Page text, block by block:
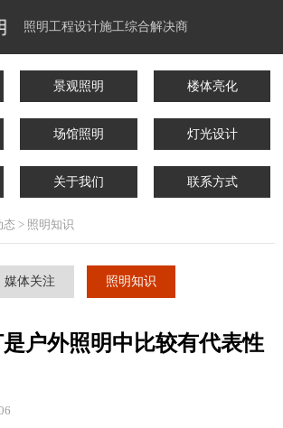
照明工程设计施工综合解决商
景观照明 楼体亮化
场馆照明 灯光设计
关于我们 联系方式
> 照明知识
媒体关注 照明知识
户外照明中比较有代表性